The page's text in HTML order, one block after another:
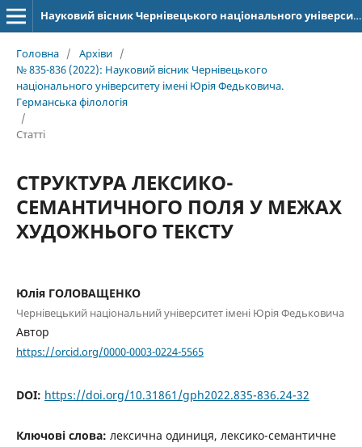
Науковий вісник Чернівецького національного університету імені Юрія Федьковича. Серія: Германська філологія
Головна / Архіви /
№ 835-836 (2022): Науковий вісник Чернівецького
національного університету імені Юрія Федьковича.
Германська філологія
/
Статті
СТРУКТУРА ЛЕКСИКО-
СЕМАНТИЧНОГО ПОЛЯ У МЕЖАХ
ХУДОЖНЬОГО ТЕКСТУ
Юлія ГОЛОВАЩЕНКО
Чернівецький національний університет імені Юрія Федьковича
Автор
https://orcid.org/0000-0003-0224-5565
DOI: https://doi.org/10.31861/gph2022.835-836.24-32
Ключові слова: лексична одиниця, лексико-семантичне